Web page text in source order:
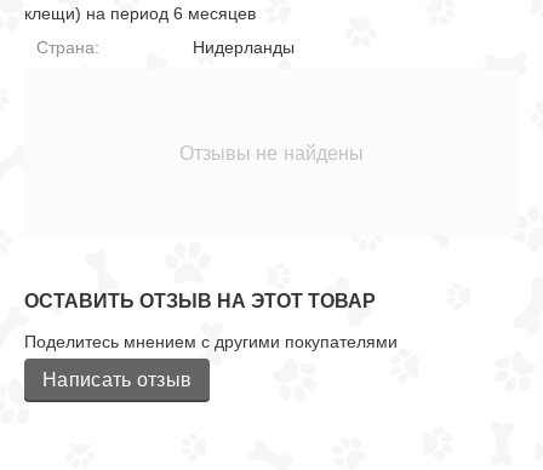
клещи) на период 6 месяцев
Страна:
Нидерланды
Отзывы не найдены
ОСТАВИТЬ ОТЗЫВ НА ЭТОТ ТОВАР
Поделитесь мнением с другими покупателями
Написать отзыв